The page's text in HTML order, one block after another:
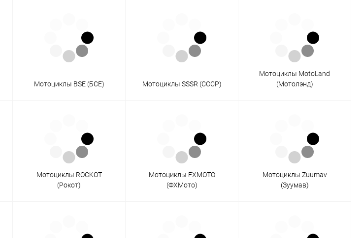
Мотоциклы BSE (БСЕ) Мотоциклы SSSR (СССР)
Мотоциклы MotoLand
(Мотолэнд)
Мотоциклы ROCKOT
(Рокот)
Мотоциклы FXMOTO
(ФХМото)
Мотоциклы Zuumav
(Зуумав)